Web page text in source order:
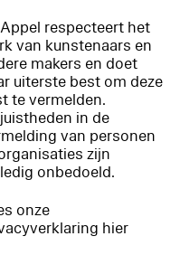
respecteert het
van kunstenaars en
makers en doet
uiterste best om deze
te vermelden.
in de
van personen
zijn
onbedoeld.
onze
hier